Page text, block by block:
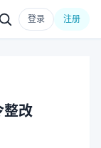
登录 注册
整改